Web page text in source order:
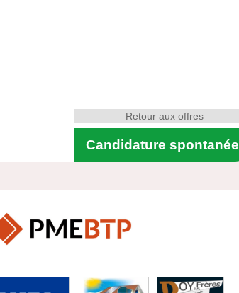
Candidature spontanée
Retour aux offres